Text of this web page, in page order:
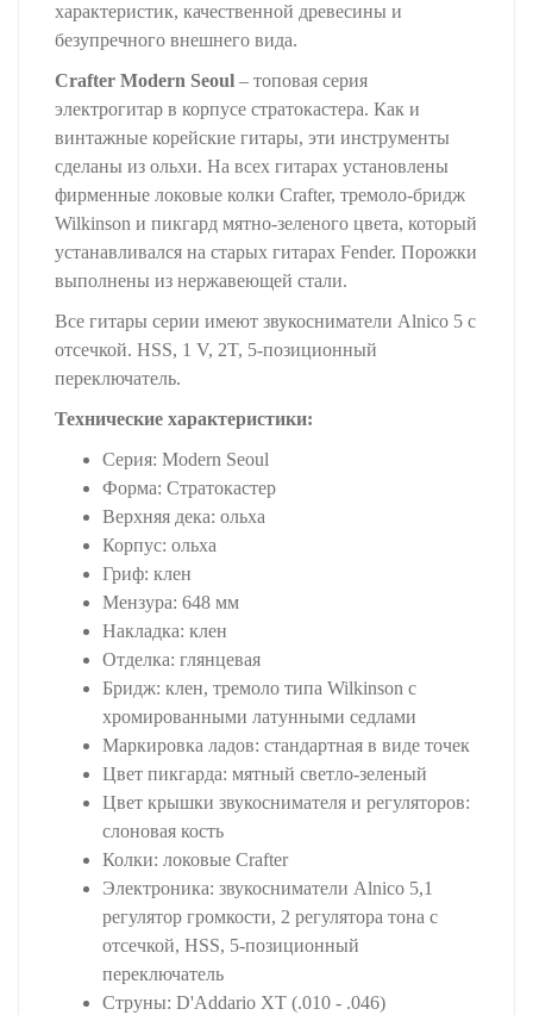
характеристик, качественной древесины и
безупречного внешнего вида.
Crafter Modern Seoul – топовая серия
электрогитар в корпусе стратокастера. Как и
винтажные корейские гитары, эти инструменты
сделаны из ольхи. На всех гитарах установлены
фирменные локовые колки Crafter, тремоло-бридж
Wilkinson и пикгард мятно-зеленого цвета, который
устанавливался на старых гитарах Fender. Порожки
выполнены из нержавеющей стали.
Все гитары серии имеют звукосниматели Alnico 5 c
отсечкой. HSS, 1 V, 2T, 5-позиционный
переключатель.
Технические характеристики:
Серия: Modern Seoul
Форма: Стратокастер
Верхняя дека: ольха
Корпус: ольха
Гриф: клен
Мензура: 648 мм
Накладка: клен
Отделка: глянцевая
Бридж: клен, тремоло типа Wilkinson с
хромированными латунными седлами
Маркировка ладов: стандартная в виде точек
Цвет пикгарда: мятный светло-зеленый
Цвет крышки звукоснимателя и регуляторов:
слоновая кость
Колки: локовые Crafter
Электроника: звукосниматели Alnico 5,1
регулятор громкости, 2 регулятора тона с
отсечкой, HSS, 5-позиционный
переключатель
Струны: D'Addario XT (.010 - .046)